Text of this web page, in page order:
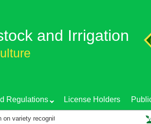
and Irrigation
Regulations License Holders
recognition certificate Training